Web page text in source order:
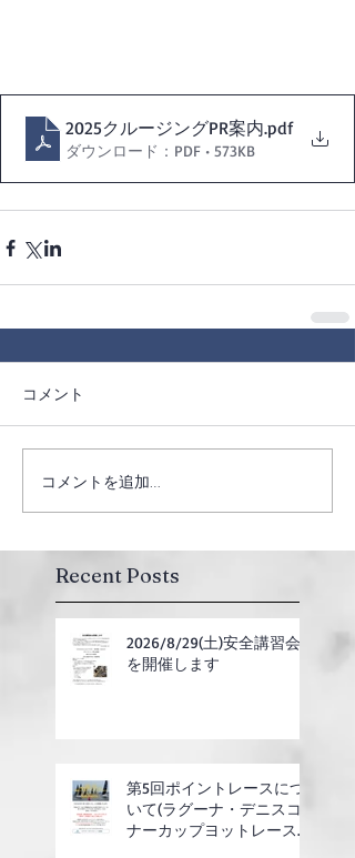
2025クルージングPR案内.pdf
ダウンロード：PDF • 573KB
コメント
コメントを追加…
Recent Posts
2026/8/29(土)安全講習会
を開催します
第5回ポイントレースにつ
いて(ラグーナ・デニスコ
ナーカップヨットレース合